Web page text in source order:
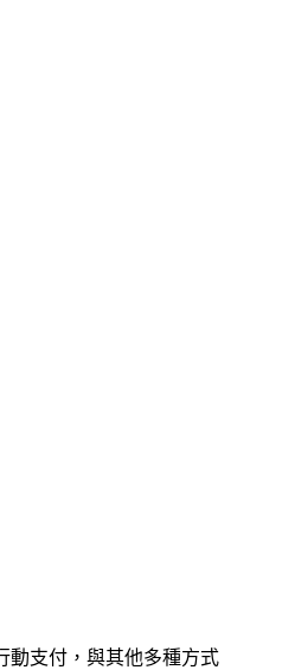
動支付，與其他多種方式